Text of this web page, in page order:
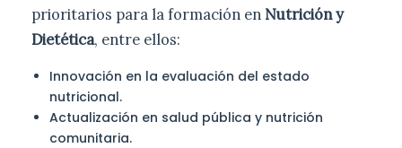
prioritarios para la formación en Nutrición y
Dietética, entre ellos:
Innovación en la evaluación del estado
nutricional.
Actualización en salud pública y nutrición
comunitaria.